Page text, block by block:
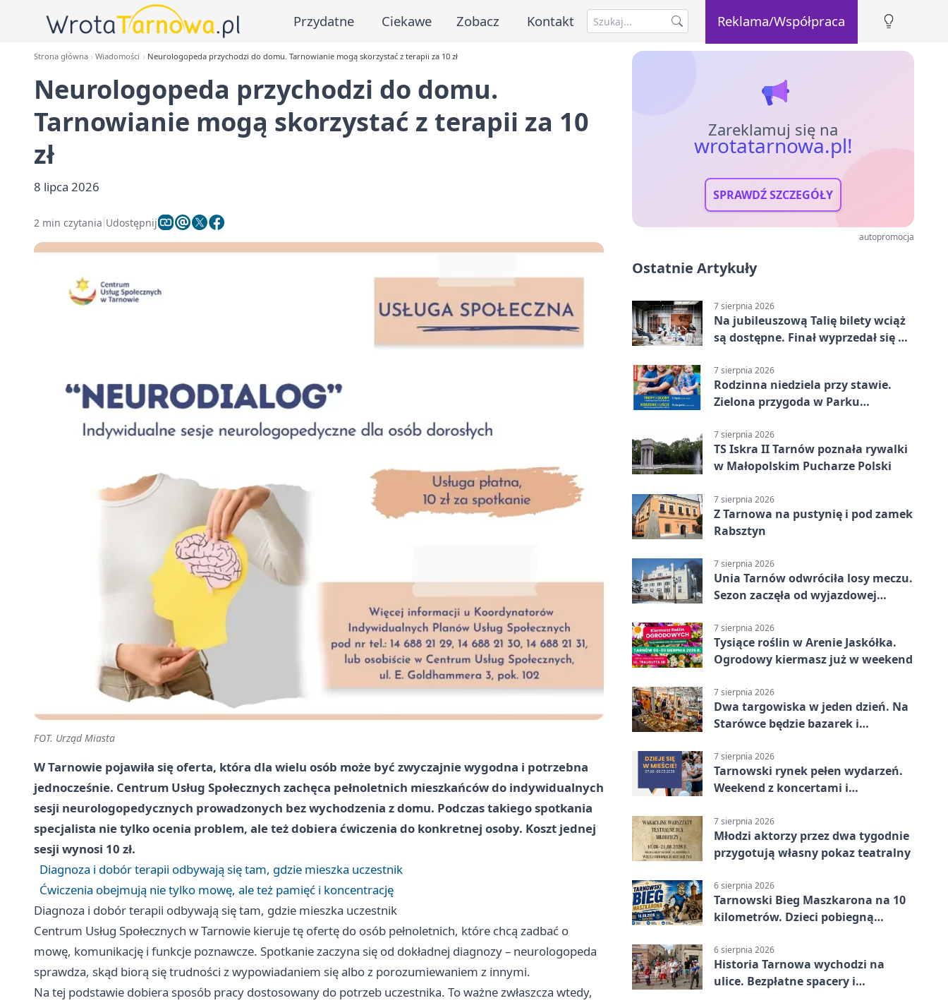
Przydatne Ciekawe Zobacz Kontakt Reklama/Współpraca
Strona główna Wiadomości Neurologopeda przychodzi do domu. Tarnowianie mogą skorzystać z terapii za 10 zł
Neurologopeda przychodzi do domu.
Tarnowianie mogą skorzystać z terapii za 10
zł
8 lipca 2026
2 min czytania Udostępnij
FOT. Urząd Miasta
W Tarnowie pojawiła się oferta, która dla wielu osób może być zwyczajnie wygodna i potrzebna
jednocześnie. Centrum Usług Społecznych zachęca pełnoletnich mieszkańców do indywidualnych
sesji neurologopedycznych prowadzonych bez wychodzenia z domu. Podczas takiego spotkania
specjalista nie tylko ocenia problem, ale też dobiera ćwiczenia do konkretnej osoby. Koszt jednej
sesji wynosi 10 zł.
Diagnoza i dobór terapii odbywają się tam, gdzie mieszka uczestnik
Ćwiczenia obejmują nie tylko mowę, ale też pamięć i koncentrację
Diagnoza i dobór terapii odbywają się tam, gdzie mieszka uczestnik
Centrum Usług Społecznych w Tarnowie kieruje tę ofertę do osób pełnoletnich, które chcą zadbać o
mowę, komunikację i funkcje poznawcze. Spotkanie zaczyna się od dokładnej diagnozy – neurologopeda
sprawdza, skąd biorą się trudności z wypowiadaniem się albo z porozumiewaniem z innymi.
Na tej podstawie dobiera sposób pracy dostosowany do potrzeb uczestnika. To ważne zwłaszcza wtedy,
Zareklamuj się na
wrotatarnowa.pl!
SPRAWDŹ SZCZEGÓŁY
autopromocja
Ostatnie Artykuły
7 sierpnia 2026
Na jubileuszową Talię bilety wciąż
są dostępne. Finał wyprzedał się w
7 sierpnia 2026
Rodzinna niedziela przy stawie.
Zielona przygoda w Parku
7 sierpnia 2026
TS Iskra II Tarnów poznała rywalki
w Małopolskim Pucharze Polski
7 sierpnia 2026
Z Tarnowa na pustynię i pod zamek
Rabsztyn
7 sierpnia 2026
Unia Tarnów odwróciła losy meczu.
Sezon zaczęła od wyjazdowej
7 sierpnia 2026
Tysiące roślin w Arenie Jaskółka.
Ogrodowy kiermasz już w weekend
7 sierpnia 2026
Dwa targowiska w jeden dzień. Na
Starówce będzie bazarek i
7 sierpnia 2026
Tarnowski rynek pełen wydarzeń.
Weekend z koncertami i
7 sierpnia 2026
Młodzi aktorzy przez dwa tygodnie
przygotują własny pokaz teatralny
6 sierpnia 2026
Tarnowski Bieg Maszkarona na 10
kilometrów. Dzieci pobiegną
6 sierpnia 2026
Historia Tarnowa wychodzi na
ulice. Bezpłatne spacery i